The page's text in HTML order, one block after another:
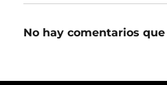
No hay comentarios